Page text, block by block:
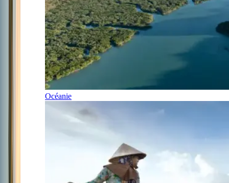
Océanie